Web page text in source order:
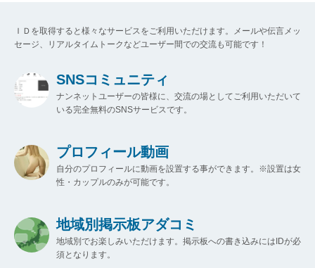
ＩＤを取得すると様々なサービスをご利用いただけます。メールや伝言メッ
セージ、リアルタイムトークなどユーザー間での交流も可能です！
SNSコミュニティ
ナンネットユーザーの皆様に、交流の場としてご利用いただいて
いる完全無料のSNSサービスです。
プロフィール動画
自分のプロフィールに動画を設置する事ができます。※設置は女
性・カップルのみが可能です。
地域別掲示板アダコミ
地域別でお楽しみいただけます。掲示板への書き込みにはIDが必
須となります。